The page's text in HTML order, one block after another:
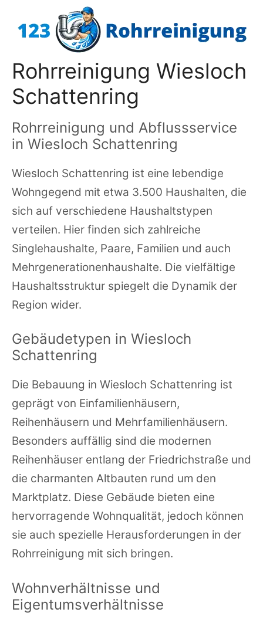
Inhalt
Rohrreinigung Wiesloch
Schattenring
Rohrreinigung und Abflussservice
in Wiesloch Schattenring
Wiesloch Schattenring ist eine lebendige
Wohngegend mit etwa 3.500 Haushalten, die
sich auf verschiedene Haushaltstypen
verteilen. Hier finden sich zahlreiche
Singlehaushalte, Paare, Familien und auch
Mehrgenerationenhaushalte. Die vielfältige
Haushaltsstruktur spiegelt die Dynamik der
Region wider.
Gebäudetypen in Wiesloch
Schattenring
Die Bebauung in Wiesloch Schattenring ist
geprägt von Einfamilienhäusern,
Reihenhäusern und Mehrfamilienhäusern.
Besonders auffällig sind die modernen
Reihenhäuser entlang der Friedrichstraße und
die charmanten Altbauten rund um den
Marktplatz. Diese Gebäude bieten eine
hervorragende Wohnqualität, jedoch können
sie auch spezielle Herausforderungen in der
Rohrreinigung mit sich bringen.
Wohnverhältnisse und
Eigentumsverhältnisse